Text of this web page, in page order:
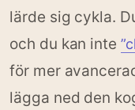
lärde sig cykla.
och du kan inte
för mer
lägga ned den